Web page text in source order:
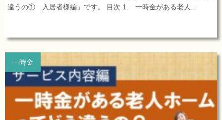
違うの① 入居者様編」です。 目次 1. 一時金がある老人...
一時金